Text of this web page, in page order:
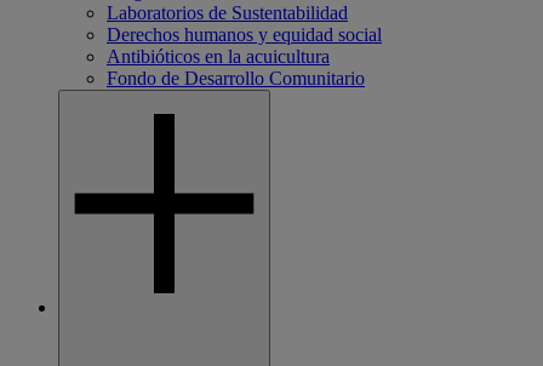
Laboratorios de Sustentabilidad
Derechos humanos y equidad social
Antibióticos en la acuicultura
Fondo de Desarrollo Comunitario